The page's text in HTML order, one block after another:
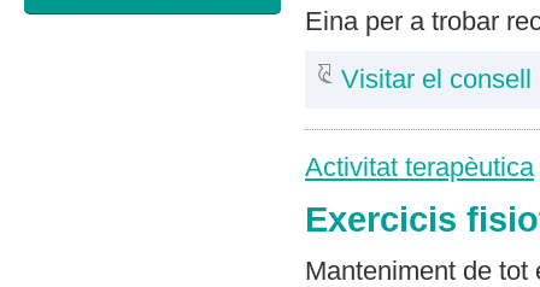
Eina per a trobar
Visitar el consell
Activitat terapèutica
Exercicis
Manteniment de tot